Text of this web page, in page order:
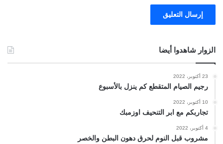
الزوار شاهدوا أيضا
23 أكتوبر، 2022
رجيم الصيام المتقطع كم ينزل بالأسبوع
10 أكتوبر، 2022
تجاربكم مع ابر التنحيف اوزمبك
4 أكتوبر، 2022
مشروب قبل النوم لحرق دهون البطن والخصر